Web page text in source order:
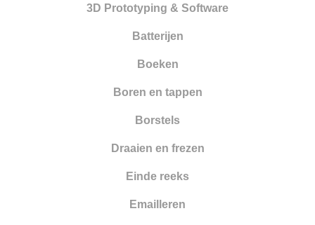
Meetinstrumenten
Oppervlakte behandeling
3D Prototyping & Software
Batterijen
Boeken
Boren en tappen
Borstels
Draaien en frezen
Einde reeks
Emailleren